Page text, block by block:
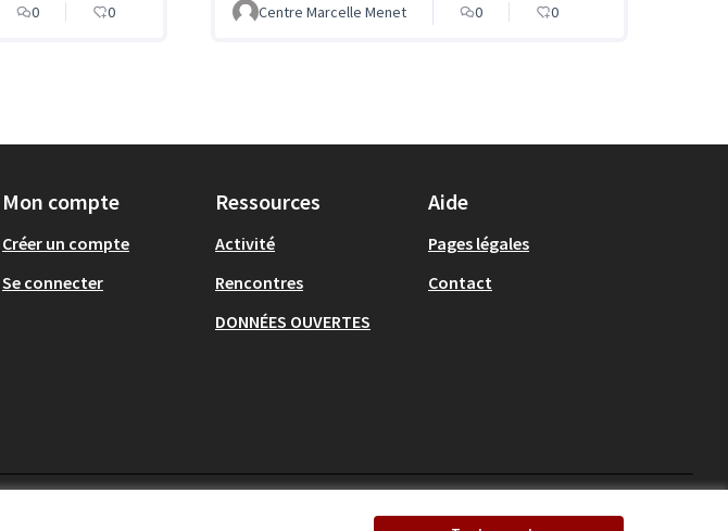
0 0 Centre Marcelle Menet 0 0
Mon compte
Créer un compte
Se connecter
Ressources
Activité
Rencontres
DONNÉES OUVERTES
Aide
Pages légales
Contact